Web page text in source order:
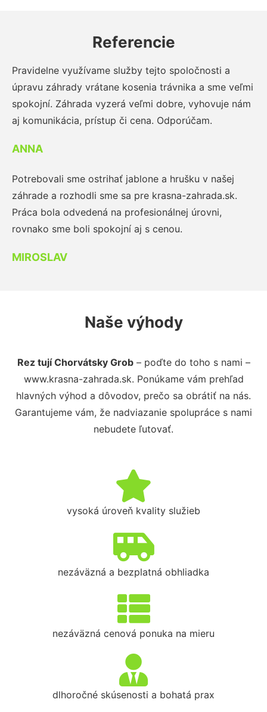
Referencie
Pravidelne využívame služby tejto spoločnosti a
úpravu záhrady vrátane kosenia trávnika a sme veľmi
spokojní. Záhrada vyzerá veľmi dobre, vyhovuje nám
aj komunikácia, prístup či cena. Odporúčam.
ANNA
Potrebovali sme ostrihať jablone a hrušku v našej
záhrade a rozhodli sme sa pre krasna-zahrada.sk.
Práca bola odvedená na profesionálnej úrovni,
rovnako sme boli spokojní aj s cenou.
MIROSLAV
Naše výhody
Rez tují Chorvátsky Grob– poďte do toho s nami –
www.krasna-zahrada.sk. Ponúkame vám prehľad
hlavných výhod a dôvodov, prečo sa obrátiť na nás.
Garantujeme vám, že nadviazanie spolupráce s nami
nebudete ľutovať.
vysoká úroveň kvality služieb
nezáväzná a bezplatná obhliadka
nezáväzná cenová ponuka na mieru
dlhoročné skúsenosti a bohatá prax